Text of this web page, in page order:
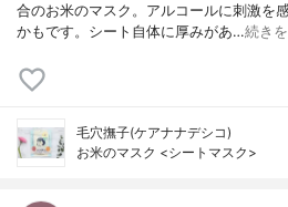
合のお米のマスク。アルコールに刺激を
かもです。シート自体に厚みがあ…続き
毛穴撫子(ケアナナデシコ)
お米のマスク <シートマスク>